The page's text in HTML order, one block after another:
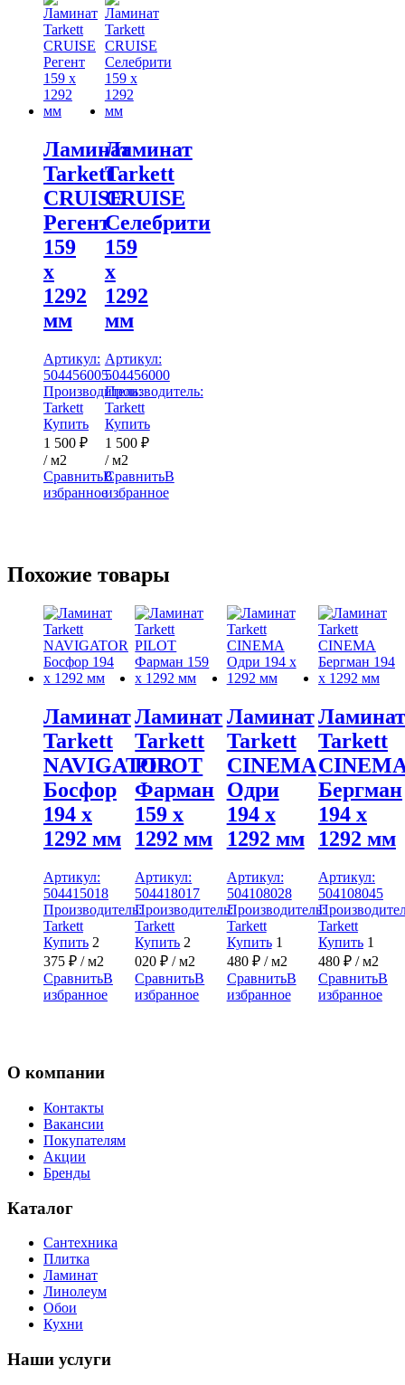
Ламинат
Tarkett
CRUISE
Регент
159
x
1292
мм
Артикул:
504456005
Производитель:
Tarkett
Купить
1 500 ₽
/ м2
СравнитьВ
избранное
Ламинат
Tarkett
CRUISE
Селебрити
159
x
1292
мм
Артикул:
504456000
Производитель:
Tarkett
Купить
1 500 ₽
/ м2
СравнитьВ
избранное
Похожие товары
Ламинат
Tarkett
NAVIGATOR
Босфор
194 x
1292 мм
Артикул:
504415018
Производитель:
Tarkett
Купить 2
375 ₽ / м2
СравнитьВ
избранное
Ламинат
Tarkett
PILOT
Фарман
159 x
1292 мм
Артикул:
504418017
Производитель:
Tarkett
Купить 2
020₽ / м2
СравнитьВ
избранное
Ламинат
Tarkett
CINEMA
Одри
194 x
1292 мм
Артикул:
504108028
Производитель:
Tarkett
Купить 1
480 ₽/ м2
СравнитьВ
избранное
Ламинат
Tarkett
Бергман
194 x
1292 мм
Артикул:
504108045
Tarkett
Купить 1
480 ₽/ м2
СравнитьВ
избранное
О компании
Контакты
Вакансии
Покупателям
Акции
Бренды
Каталог
Сантехника
Плитка
Ламинат
Линолеум
Обои
Кухни
Наши услуги